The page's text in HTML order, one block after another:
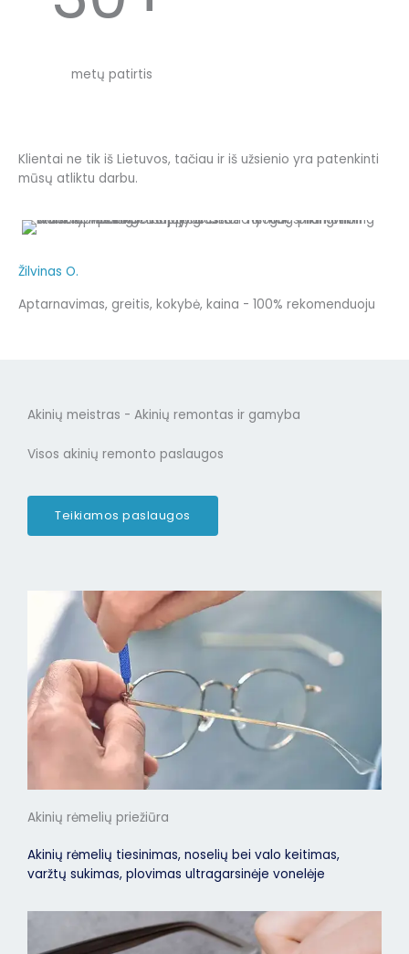
metų patirtis
Klientai ne tik iš Lietuvos, tačiau ir iš užsienio yra patenkinti
mūsų atliktu darbu.
Žilvinas O.
Aptarnavimas, greitis, kokybė, kaina - 100% rekomenduoju
Akinių meistras - Akinių remontas ir gamyba
Visos akinių remonto paslaugos
Teikiamos paslaugos
Akinių rėmelių priežiūra
Akinių rėmelių tiesinimas, noselių bei valo keitimas,
varžtų sukimas, plovimas ultragarsinėje vonelėje